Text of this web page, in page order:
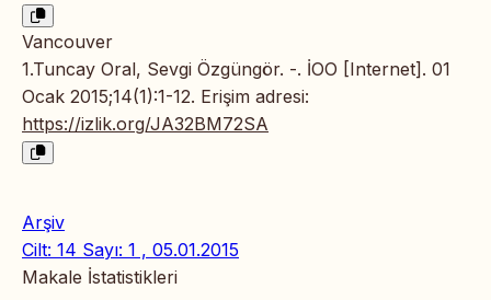
Vancouver
1.Tuncay Oral, Sevgi Özgüngör. -. İOO [Internet]. 01
Ocak 2015;14(1):1-12. Erişim adresi:
https://izlik.org/JA32BM72SA
Arşiv
Cilt: 14 Sayı: 1 , 05.01.2015
Makale İstatistikleri